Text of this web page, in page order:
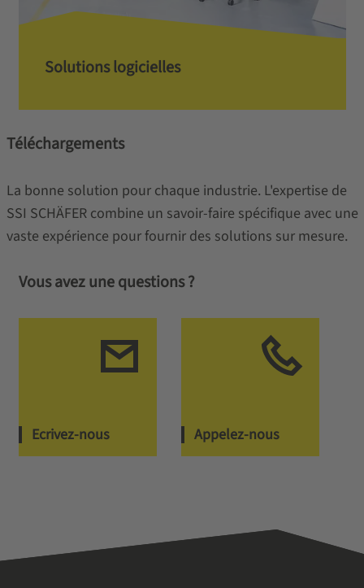
Solutions logicielles
Téléchargements
La bonne solution pour chaque industrie. L'expertise de
SSI SCHÄFER combine un savoir-faire spécifique avec une
vaste expérience pour fournir des solutions sur mesure.
Vous avez une questions ?
Ecrivez-nous Appelez-nous